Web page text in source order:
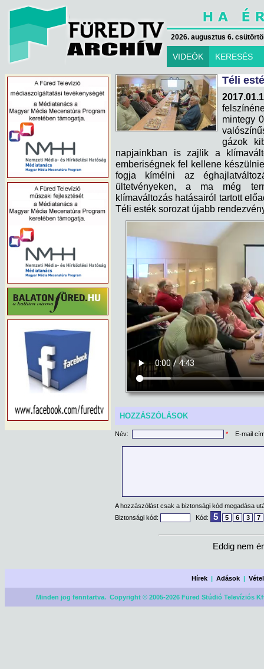
2026. augusztus 6.
VIDEÓK KERESÉS
Téli
mintegy
gázok
napjainkban is zajlik a
emberiségnek fel kellene
fogja kímélni az
ültetvényeken, a ma még
klímaváltozás hatásairól tartott
Téli esték sorozat újabb
HOZZÁSZÓLÁSOK
Név: * E-mail
A hozzászólást csak a biztonsági kód megadása
Biztonsági kód:
Kód: 5 5 6 3 7
Eddig nem
Hírek |Adások |
Minden jog fenntartva. Copyright © 2005-2026 Füred Stúdió Televíziós